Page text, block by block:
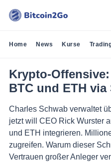
Home News Kurse
Krypto-
BTC und ETH
Charles Schwab verwaltet
jetzt will CEO Rick Wurster
und ETH integrieren.
zugreifen. Warum dieser
Vertrauen großer Anleger